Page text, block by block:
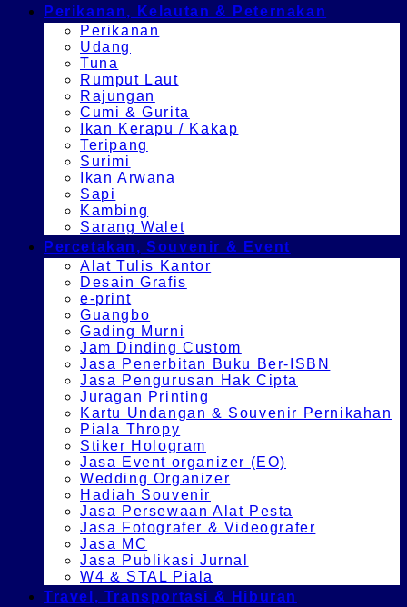
Perikanan, Kelautan & Peternakan
Perikanan
Udang
Tuna
Rumput Laut
Rajungan
Cumi & Gurita
Ikan Kerapu / Kakap
Teripang
Surimi
Ikan Arwana
Sapi
Kambing
Sarang Walet
Percetakan, Souvenir & Event
Alat Tulis Kantor
Desain Grafis
e-print
Guangbo
Gading Murni
Jam Dinding Custom
Jasa Penerbitan Buku Ber-ISBN
Jasa Pengurusan Hak Cipta
Juragan Printing
Kartu Undangan & Souvenir Pernikahan
Piala Thropy
Stiker Hologram
Jasa Event organizer (EO)
Wedding Organizer
Hadiah Souvenir
Jasa Persewaan Alat Pesta
Jasa Fotografer & Videografer
Jasa MC
Jasa Publikasi Jurnal
W4 & STAL Piala
Travel, Transportasi & Hiburan